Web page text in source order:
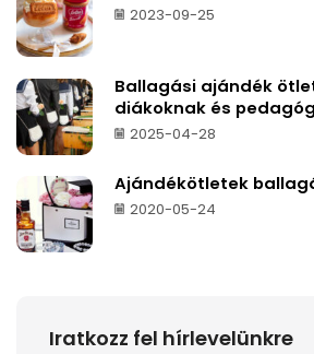
2023-09-25
Ballagási ajándék
diákoknak és
2025-04-28
Ajándékötletek
2020-05-24
Iratkozz fel hírlevelünkre